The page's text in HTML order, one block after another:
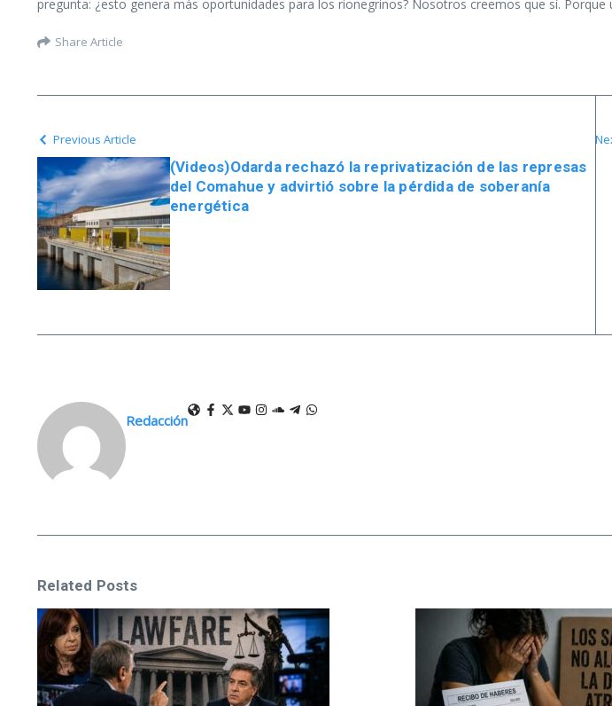
pregunta: ¿esto genera más oportunidades para los rionegrinos? Nosotros creemos que sí.
Share Article
Previous Article
(Videos)Odarda rechazó la reprivatización de las represas
del Comahue y advirtió sobre la pérdida de soberanía
energética
Redacción
Related Posts